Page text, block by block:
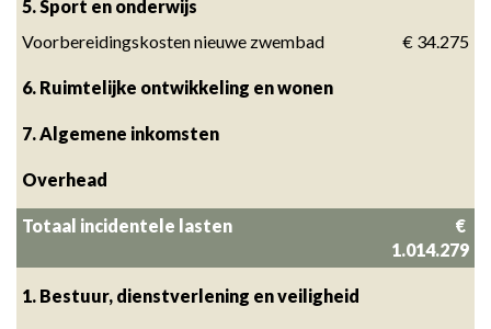
5. Sport en onderwijs
Voorbereidingskosten nieuwe zwembad
€ 34.275
6. Ruimtelijke ontwikkeling en wonen
7. Algemene inkomsten
Overhead
Totaal incidentele lasten
1.014.279
1. Bestuur, dienstverlening en veiligheid